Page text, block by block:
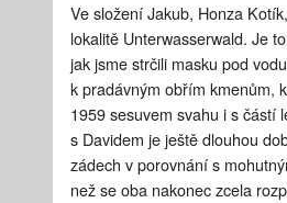
Ve složení Jakub, Honza
lokalitě Unterwasserwald. Je
jak jsme strčili masku pod
k pradávným obřím kmenům,
1959 sesuvem svahu i s částí
s Davidem je ještě dlouhou
zádech v porovnání s
než se oba nakonec zcela